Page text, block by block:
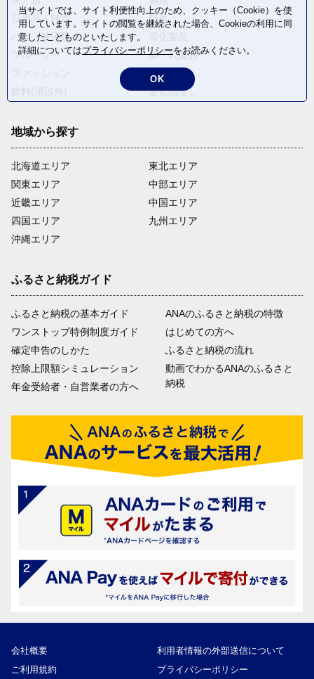
日用品・雑貨
野菜
パン・菓子類
フルーツ
卵・乳製品
米・穀物
返礼品なし
地域から探す
北海道エリア
関東エリア
近畿エリア
四国エリア
沖縄エリア
東北エリア
中部エリア
中国エリア
九州エリア
ふるさと納税ガイド
ふるさと納税の基本ガイド
ワンストップ特例制度ガイド
確定申告のしかた
控除上限額シミュレーション
年金受給者・自営業者の方へ
ANAのふるさと納税の特徴
はじめての方へ
ふるさと納税の流れ
動画でわかるANAのふるさと
納税
会社概要
利用者情報の外部送信について
ご利用規約
プライバシーポリシー
当サイトでは、サイト利便性向上のため、クッキー（Cookie）を使
用しています。サイトの閲覧を継続された場合、Cookieの利用に同
意したことものといたします。
詳細についてはプライバシーポリシーをお読みください。
OK